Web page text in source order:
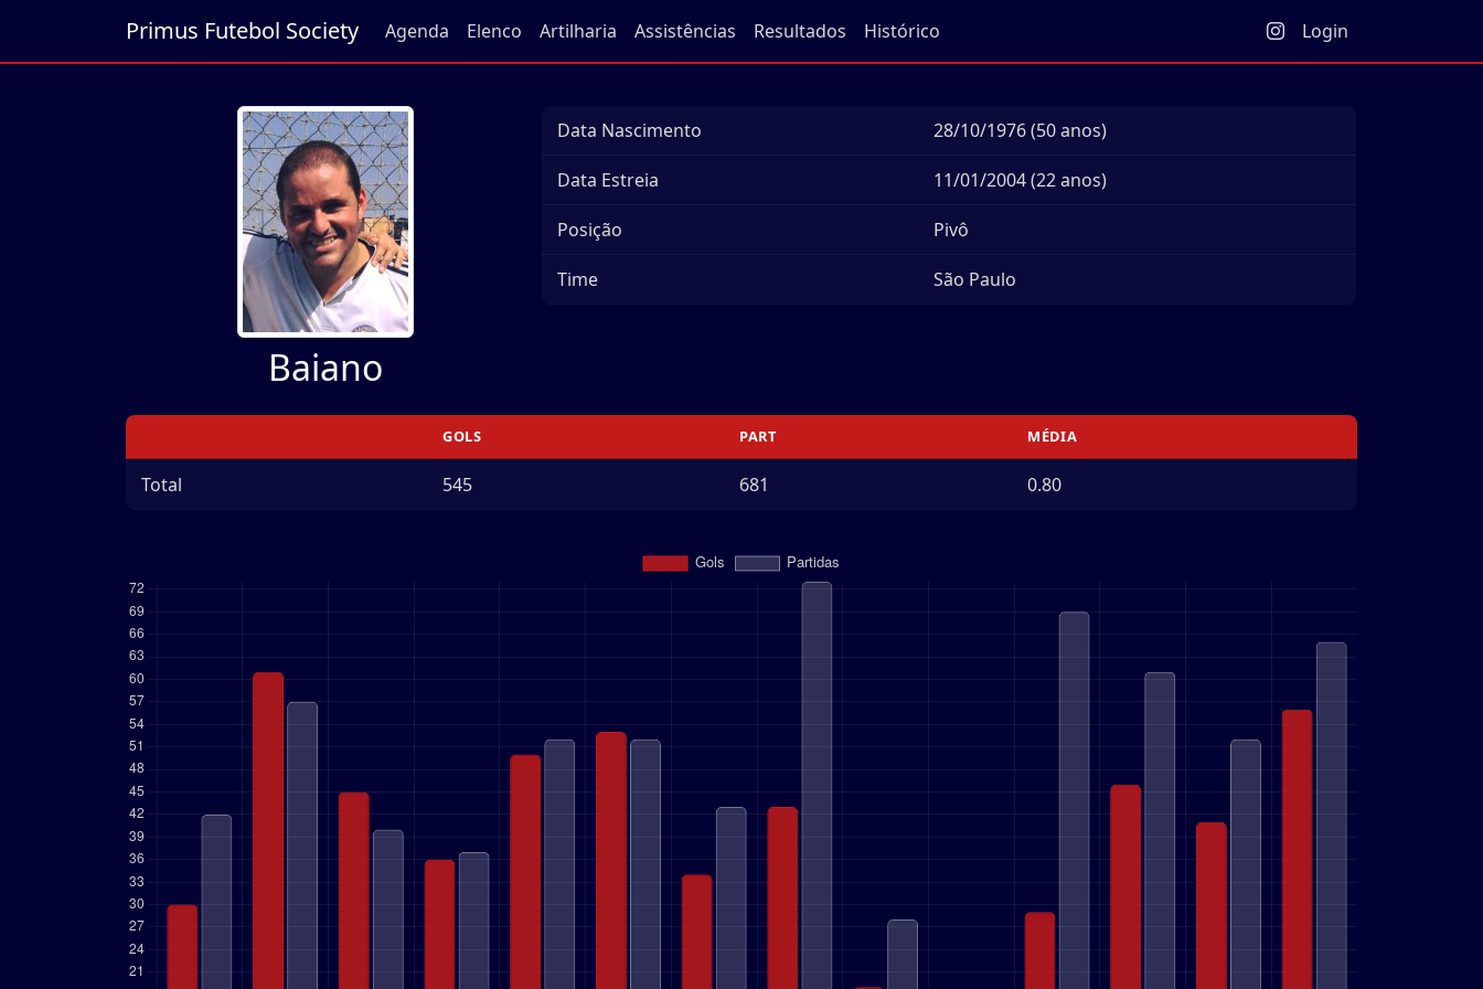
Primus Futebol Society Agenda Elenco Artilharia Assistências Resultados Histórico Login
Baiano
Data Nascimento 28/10/1976 (50 anos)
Data Estreia 11/01/2004 (22 anos)
Posição Pivô
Time São Paulo
GOLS PART MÉDIA
Total 545 681 0.80